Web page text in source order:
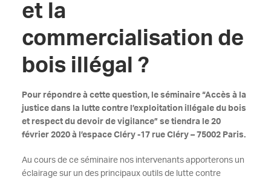
et la
commercialisation de
bois illégal ?
Pour répondre à cette question, le séminaire “Accès à la
justice dans la lutte contre l’exploitation illégale du bois
et respect du devoir de vigilance” se tiendra le 20
février 2020 à l’espace Cléry -17 rue Cléry – 75002 Paris.
Au cours de ce séminaire nos intervenants apporterons un
éclairage sur un des principaux outils de lutte contre